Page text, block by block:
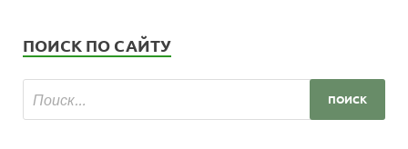
ПОИСК ПО САЙТУ